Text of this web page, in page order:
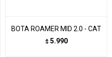
BOTA ROAMER MID 2.0 - CAT
$ 5.990